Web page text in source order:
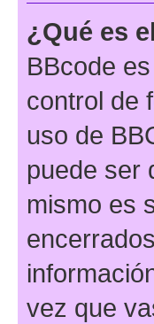
¿Qué es
BBcode
control de
uso de
puede ser
mismo es
vez que